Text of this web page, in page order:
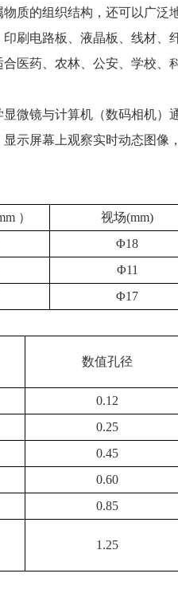
质的组织结构，还可以广泛
刷电路板、液晶板、线材、
医药、农林、公安、学校、
镜与计算机（数码相机）
示屏幕上观察实时动态图像
） 视场(mm)
Φ18
Φ11
Φ17
数值孔径
0.12
0.25
0.45
0.60
0.85
1.25